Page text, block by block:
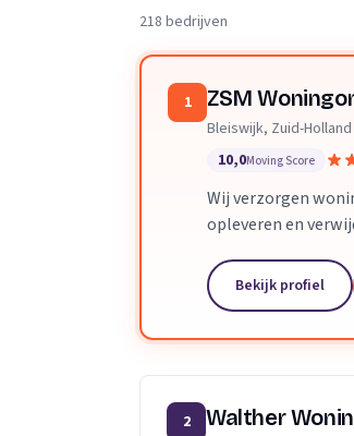
218 bedrijven
1 ZSM
Bleiswijk, Zuid-Holland
10,0Moving Score
Wij verzorgen
opleveren en
Bekijk profiel
2 Walther